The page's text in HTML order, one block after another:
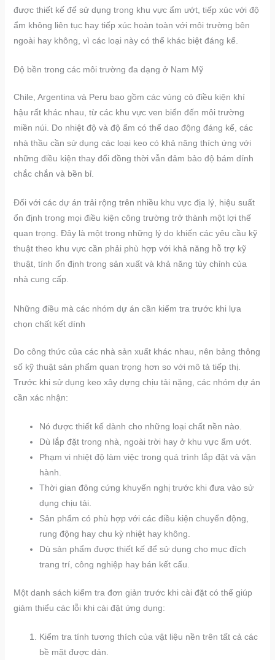
được thiết kế để sử dụng trong khu vực ẩm ướt, tiếp xúc với độ
ẩm không liên tục hay tiếp xúc hoàn toàn với môi trường bên
ngoài hay không, vì các loại này có thể khác biệt đáng kể.
Độ bền trong các môi trường đa dạng ở Nam Mỹ
Chile, Argentina và Peru bao gồm các vùng có điều kiện khí
hậu rất khác nhau, từ các khu vực ven biển đến môi trường
miền núi. Do nhiệt độ và độ ẩm có thể dao động đáng kể, các
nhà thầu cần sử dụng các loại keo có khả năng thích ứng với
những điều kiện thay đổi đồng thời vẫn đảm bảo độ bám dính
chắc chắn và bền bỉ.
Đối với các dự án trải rộng trên nhiều khu vực địa lý, hiệu suất
ổn định trong mọi điều kiện công trường trở thành một lợi thế
quan trọng. Đây là một trong những lý do khiến các yêu cầu kỹ
thuật theo khu vực cần phải phù hợp với khả năng hỗ trợ kỹ
thuật, tính ổn định trong sản xuất và khả năng tùy chỉnh của
nhà cung cấp.
Những điều mà các nhóm dự án cần kiểm tra trước khi lựa
chọn chất kết dính
Do công thức của các nhà sản xuất khác nhau, nên bảng thông
số kỹ thuật sản phẩm quan trọng hơn so với mô tả tiếp thị.
Trước khi sử dụng keo xây dựng chịu tải nặng, các nhóm dự án
cần xác nhận:
Nó được thiết kế dành cho những loại chất nền nào.
Dù lắp đặt trong nhà, ngoài trời hay ở khu vực ẩm ướt.
Phạm vi nhiệt độ làm việc trong quá trình lắp đặt và vận
hành.
Thời gian đông cứng khuyến nghị trước khi đưa vào sử
dụng chịu tải.
Sản phẩm có phù hợp với các điều kiện chuyển động,
rung động hay chu kỳ nhiệt hay không.
Dù sản phẩm được thiết kế để sử dụng cho mục đích
trang trí, công nghiệp hay bán kết cấu.
Một danh sách kiểm tra đơn giản trước khi cài đặt có thể giúp
giảm thiểu các lỗi khi cài đặt ứng dụng:
Kiểm tra tính tương thích của vật liệu nền trên tất cả các
bề mặt được dán.